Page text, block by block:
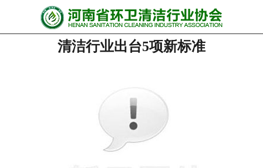
网站首页
协会动态
清洁行业出台5项新标准